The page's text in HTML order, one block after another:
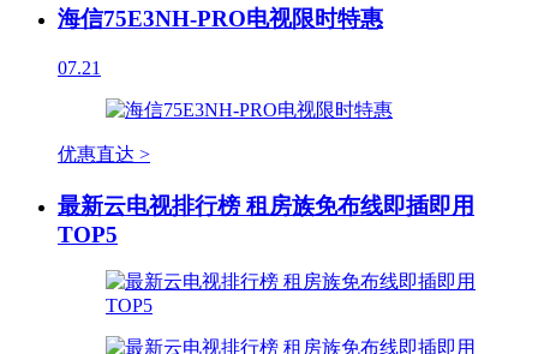
海信75E3NH-PRO电视限时特惠
07.21
优惠直达 >
最新云电视排行榜 租房族免布线即插即用
TOP5